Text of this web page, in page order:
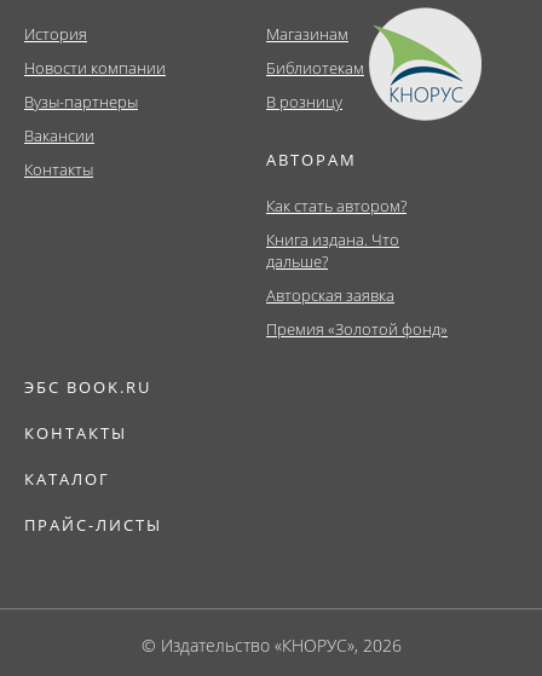
История
Новости компании
Вузы-партнеры
Вакансии
Контакты
Магазинам
Библиотекам
В розницу
АВТОРАМ
Как стать автором?
Книга издана. Что
дальше?
Авторская заявка
Премия «Золотой фонд»
ЭБС BOOK.RU
КОНТАКТЫ
КАТАЛОГ
ПРАЙС-ЛИСТЫ
© Издательство «КНОРУС», 2026